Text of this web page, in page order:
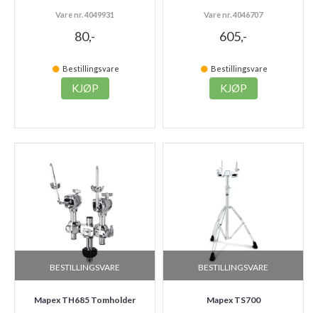
Vare nr. 4049931
80,-
Bestillingsvare
KJØP
Vare nr. 4046707
605,-
Bestillingsvare
KJØP
BESTILLINGSVARE
Mapex TH685 Tomholder
BESTILLINGSVARE
Mapex TS700